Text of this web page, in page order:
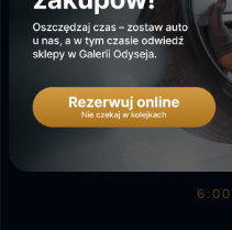
SKLEP